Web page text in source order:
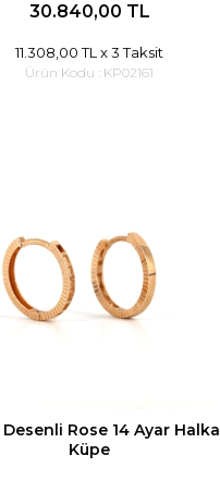
30.840,00 TL
11.308,00 TL x 3 Taksit
Ürün Kodu : KP02161
Rose 14 Ayar Halka
Küpe